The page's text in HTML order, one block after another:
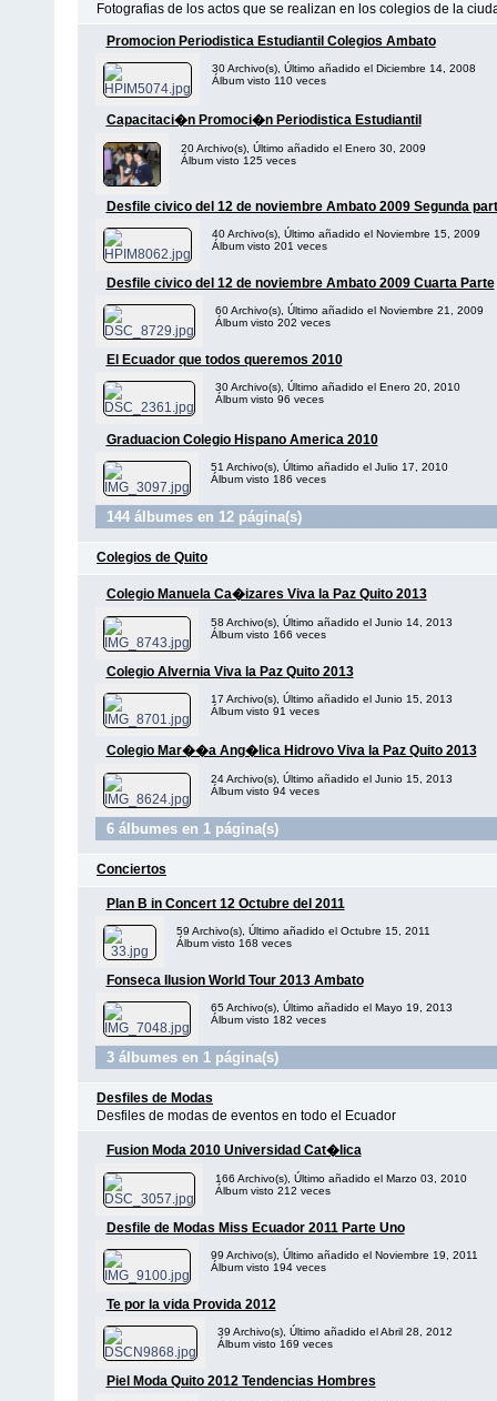
Fotografias de los actos que se realizan en los colegios de la
Promocion Periodistica Estudiantil Colegios Ambato
30 Archivo(s), Último añadido el Diciembre 14, 2008
Álbum visto 110 veces
Capacitaci�n Promoci�n Periodistica Estudiantil
20 Archivo(s), Último añadido el Enero 30, 2009
Álbum visto 125 veces
Desfile civico del 12 de noviembre Ambato 2009 Segunda
40 Archivo(s), Último añadido el Noviembre 15, 2009
Álbum visto 201 veces
Desfile civico del 12 de noviembre Ambato 2009 Cuarta Parte
60 Archivo(s), Último añadido el Noviembre 21, 2009
Álbum visto 202 veces
El Ecuador que todos queremos 2010
30 Archivo(s), Último añadido el Enero 20, 2010
Álbum visto 96 veces
Graduacion Colegio Hispano America 2010
51 Archivo(s), Último añadido el Julio 17, 2010
Álbum visto 186 veces
144 álbumes en 12 página(s)
Colegios de Quito
Colegio Manuela Ca�izares Viva la Paz Quito 2013
58 Archivo(s), Último añadido el Junio 14, 2013
Álbum visto 166 veces
Colegio Alvernia Viva la Paz Quito 2013
17 Archivo(s), Último añadido el Junio 15, 2013
Álbum visto 91 veces
Colegio Mar��a Ang�lica Hidrovo Viva la Paz Quito 2013
24 Archivo(s), Último añadido el Junio 15, 2013
Álbum visto 94 veces
6 álbumes en 1 página(s)
Conciertos
Plan B in Concert 12 Octubre del 2011
59 Archivo(s), Último añadido el Octubre 15, 2011
Álbum visto 168 veces
Fonseca Ilusion World Tour 2013 Ambato
65 Archivo(s), Último añadido el Mayo 19, 2013
Álbum visto 182 veces
3 álbumes en 1 página(s)
Desfiles de Modas
Desfiles de modas de eventos en todo el Ecuador
Fusion Moda 2010 Universidad Cat�lica
166 Archivo(s), Último añadido el Marzo 03, 2010
Álbum visto 212 veces
Desfile de Modas Miss Ecuador 2011 Parte Uno
99 Archivo(s), Último añadido el Noviembre 19, 2011
Álbum visto 194 veces
Te por la vida Provida 2012
39 Archivo(s), Último añadido el Abril 28, 2012
Álbum visto 169 veces
Piel Moda Quito 2012 Tendencias Hombres